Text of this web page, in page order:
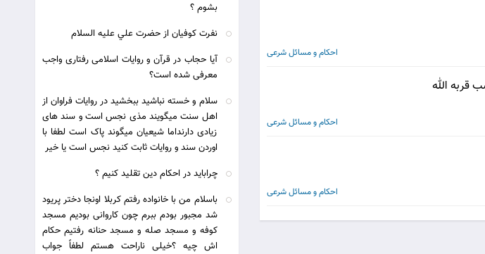
احکام و مسائل شرعی
احکام و مسائل شرعی
احکام و مسائل شرعی
بشوم ؟
نفرت كوفيان از حضرت علي علیه السلام
آیا حجاب در قرآن و روایات اسلامی رفتاری واجب
معرفی شده است؟
سلام و خسته نباشید ببخشید در روایات فراوان از
اهل سنت میگویند مذی نجس است و سند های
زیادی دارنداما شیعیان میگوند پاک است لطفا با
اوردن سند و روایات ثابت کنید نجس است یا خیر
چراباید در احکام دین تقلید کنیم ؟
باسلام من با خانواده رفتم کربلا اونجا دختر پریود
شد مجبور بودم ببرم چون کاروانی بودیم مسجد
کوفه و مسجد صله و مسجد حنانه رفتیم حکام
اش چیه ؟خیلی ناراحت هستم لطفاً جواب